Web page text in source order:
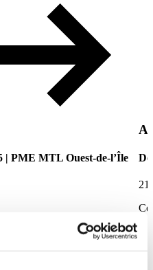
| PME MTL Ouest-de-l’Île
21